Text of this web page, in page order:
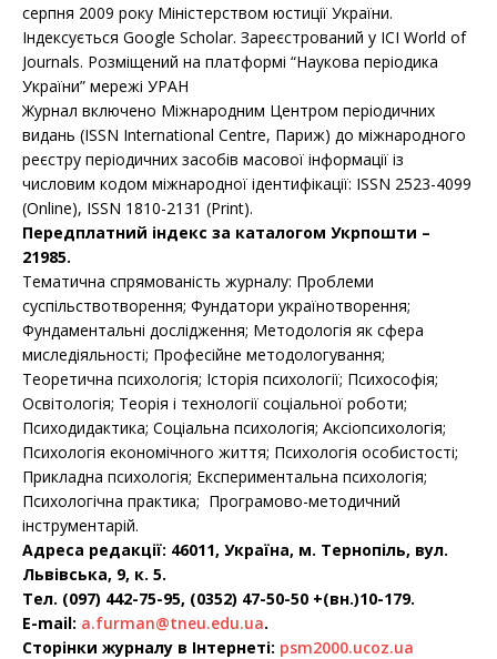
серпня 2009 року Міністерством юстиції України.
Індексується Google Scholar. Зареєстрований у ICI World of
Journals. Розміщений на платформі “Наукова періодика
України” мережі УРАН
Журнал включено Міжнародним Центром періодичних
видань (ISSN International Centre, Париж) до міжнародного
реєстру періодичних засобів масової інформації із
числовим кодом міжнародної ідентифікації: ISSN 2523-4099
(Online), ISSN 1810-2131 (Print).
Передплатний індекс за каталогом Укрпошти –
21985.
Тематична спрямованість журналу: Проблеми
суспільствотворення; Фундатори українотворення;
Фундаментальні дослідження; Методологія як сфера
миследіяльності; Професійне методологування;
Теоретична психологія; Історія психології; Психософія;
Освітологія; Теорія і технології соціальної роботи;
Психодидактика; Соціальна психологія; Аксіопсихологія;
Психологія економічного життя; Психологія особистості;
Прикладна психологія; Експериментальна психологія;
Психологічна практика; Програмово-методичний
інструментарій.
Адреса редакції: 46011, Україна, м. Тернопіль, вул.
Львівська, 9, к. 5.
Тел. (097) 442-75-95, (0352) 47-50-50 +(вн.)10-179.
E-mail: a.furman@tneu.edu.ua.
Сторінки журналу в Інтернеті: psm2000.ucoz.ua